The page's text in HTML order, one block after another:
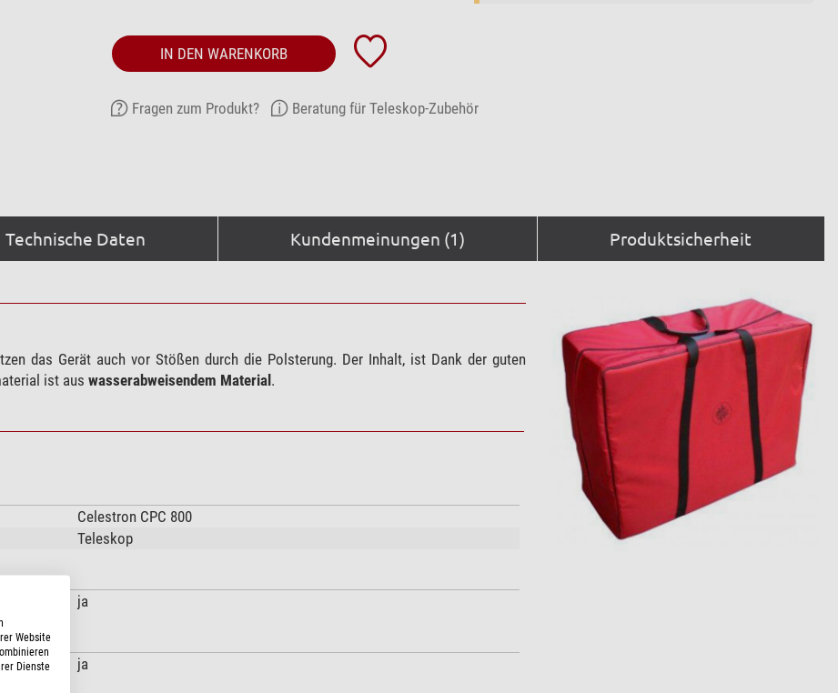
IN DEN WARENKORB
Fragen zum Produkt? Beratung für Teleskop-Zubehör
Technische Daten Kundenmeinungen (1) Produktsicherheit
das Gerät auch vor Stößen durch die Polsterung. Der Inhalt, ist Dank der guten
ist aus wasserabweisendem Material.
Celestron CPC 800
Teleskop
ja
ja
Website
Dienste